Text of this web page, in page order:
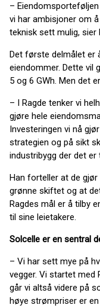
–
vi har ambisjoner om
teknisk sett mulig, sier
Det første delmålet er
eiendommer. Dette vil
5 og 6 GWh. Men det
– I Ragde tenker vi
gjøre hele
Investeringen vi nå
strategien og på sikt
industribygg der det er
Han forteller at de
grønne skiftet og at
Ragdes mål er å tilby
til sine leietakere.
Solcelle er en sentral
– Vi har sett mye på
vegger. Vi startet med
går vi altså videre på
høye strømpriser er